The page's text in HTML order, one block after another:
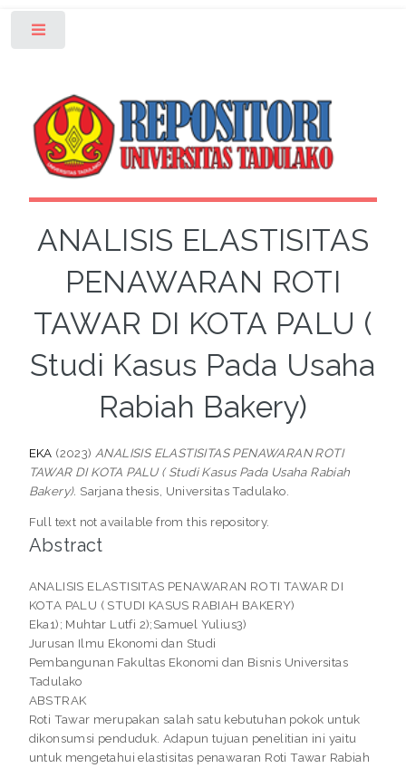
ANALISIS ELASTISITAS
PENAWARAN ROTI
TAWAR DI KOTA PALU (
Studi Kasus Pada Usaha
Rabiah Bakery)
EKA (2023) ANALISIS ELASTISITAS PENAWARAN ROTI
TAWAR DI KOTA PALU ( Studi Kasus Pada Usaha Rabiah
Bakery). Sarjana thesis, Universitas Tadulako.
Full text not available from this repository.
Abstract
ANALISIS ELASTISITAS PENAWARAN ROTI TAWAR DI
KOTA PALU ( STUDI KASUS RABIAH BAKERY)
Eka1); Muhtar Lutfi 2);Samuel Yulius3)
Jurusan Ilmu Ekonomi dan Studi
Pembangunan Fakultas Ekonomi dan Bisnis Universitas
Tadulako
ABSTRAK
Roti Tawar merupakan salah satu kebutuhan pokok untuk
dikonsumsi penduduk. Adapun tujuan penelitian ini yaitu
untuk mengetahui elastisitas penawaran Roti Tawar Rabiah